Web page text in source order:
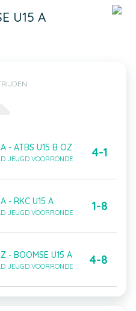
U15 A
- ATBS U15 B OZ
JEUGD VOORRONDE 4-1
- RKC U15 A
JEUGD VOORRONDE 1-8
- BOOMSE U15 A
JEUGD VOORRONDE 4-8